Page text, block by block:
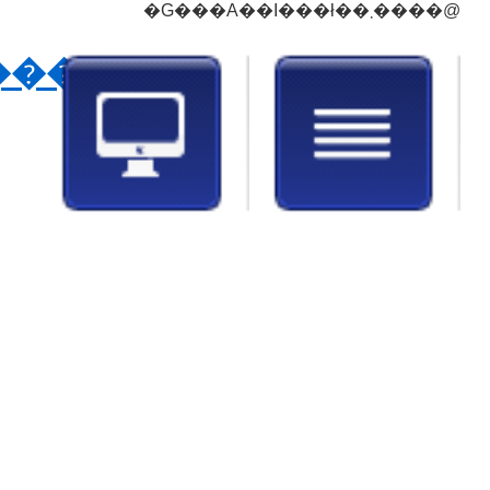
�G���A��I���ł��܂����@